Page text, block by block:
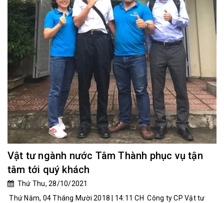
Vật tư ngành nước Tâm Thành phục vụ tận
tâm tới quý khách
Thứ Thu, 28/10/2021
Thứ Năm, 04 Tháng Mười 2018 | 14:11 CH Công ty CP Vật tư